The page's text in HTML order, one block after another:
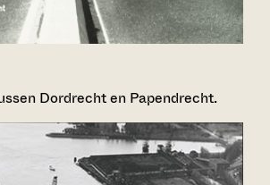
Dordrecht en Papendrecht.